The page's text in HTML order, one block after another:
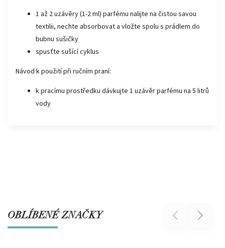
1 až 2 uzávěry (1-2 ml) parfému nalijte na čistou savou
textilii, nechte absorbovat a vložte spolu s prádlem do
bubnu sušičky
spusťte sušící cyklus
Návod k použití při ručním praní:
k pracímu prostředku dávkujte 1 uzávěr parfému na 5 litrů
vody
OBLÍBENÉ ZNAČKY Previous Next